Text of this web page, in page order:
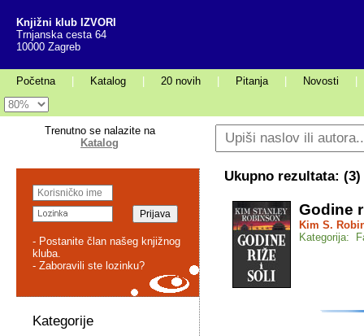
Knjižni klub IZVORI
Trnjanska cesta 64
10000 Zagreb
Početna Katalog 20 novih Pitanja Novosti
Trenutno se nalazite na
Katalog
- Postanite član našeg knjižnog
kluba.
- Zaboravili ste lozinku?
Kategorije
Ukupno rezultata: (3)
Godine
Kim S.
Kategorija: